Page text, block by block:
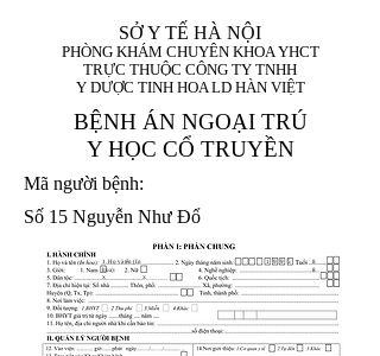
SỞ Y TẾ HÀ NỘI
PHÒNG KHÁM CHUYÊN KHOA YHCT
TRỰC THUỘC CÔNG TY TNHH
Y DƯỢC TINH HOA LD HÀN VIỆT
BỆNH ÁN NGOẠI TRÚ
Y HỌC CỔ TRUYỀN
Mã người bệnh:
Số 15 Nguyễn Như Đổ
1. Họ và tên (In
hoa):
1 9 9 5
8
8
X
X